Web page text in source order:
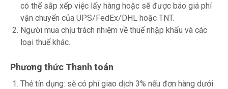
có thể sắp xếp việc lấy hàng hoặc sẽ được báo giá phí
vận chuyển của UPS/FedEx/DHL hoặc TNT.
Người mua chịu trách nhiệm về thuế nhập khẩu và các
loại thuế khác.
Phương thức Thanh toán
Thẻ tín dụng: sẽ có phí giao dịch 3% nếu đơn hàng dưới